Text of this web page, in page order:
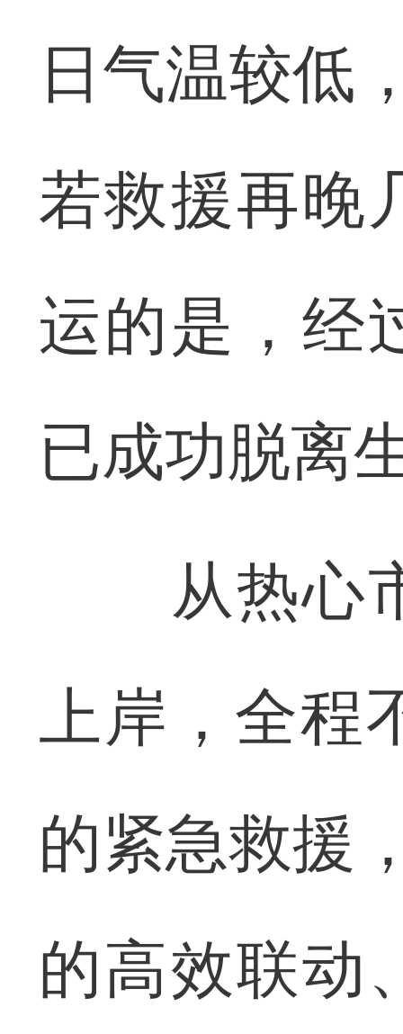
日气温较低
若救援再晚
运的是，经
已成功脱离
从热心市
上岸，全
的紧急救援
的高效联动